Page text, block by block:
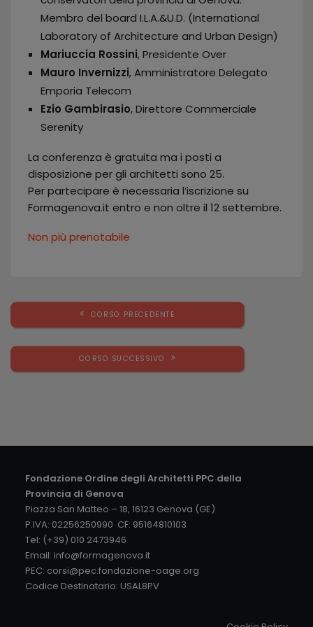
Membro del board I.L.A.&U.D. (International
Laboratory of Architecture and Urban Design)
Mariuccia Rossini, Presidente Over
Mauro Invernizzi, Amministratore Delegato
Emporia Telecom
Ezio Gambirasio, Direttore Commerciale
Serenity
La conferenza è gratuita ma i posti a
disposizione per gli architetti sono 25.
Per partecipare è necessaria l’iscrizione su
Formagenova.it entro e non oltre il 12 settembre.
Non più prenotabile
CORSO PRECEDENTE
CORSO SUCCESSIVO
Fondazione Ordine degli Architetti PPC della
Provincia di Genova
Piazza San Matteo – 18, 16123 Genova (GE)
P.IVA: 02256250990 CF: 95164810103
Tel: (+39) 010 2473946
Email: info@formagenova.it
PEC: corsi@pec.fondazione-oage.org
Codice Destinatario: USAL8PV